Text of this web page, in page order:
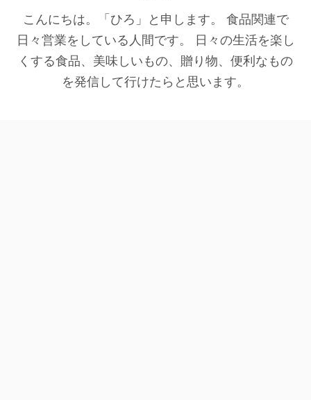
こんにちは。「ひろ」と申します。 食品関連で
日々営業をしている人間です。 日々の生活を楽し
くする食品、美味しいもの、贈り物、便利なもの
を発信して行けたらと思います。